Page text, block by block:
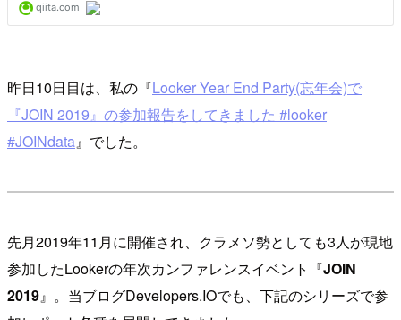
昨日10日目は、私の『Looker Year End Party(忘年会)で
『JOIN 2019』の参加報告をしてきました #looker
#JOINdata 』でした。
先月2019年11月に開催され、クラメソ勢としても3人が現地
参加したLookerの年次カンファレンスイベント『JOIN
2019』。当ブログDevelopers.IOでも、下記のシリーズで参